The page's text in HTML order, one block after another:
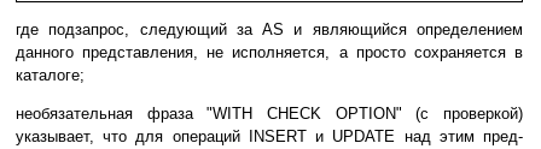
где подзапрос, следующий за AS и являющийся определением
данного представления, не исполняется, а просто сохраняется в
каталоге;
необязательная фраза "WITH CHECK OPTION" (с проверкой)
указывает, что для операций INSERT и UPDATE над этим пред-